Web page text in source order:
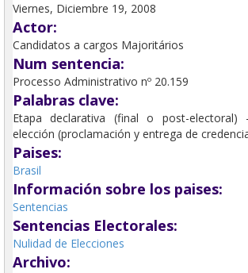
Viernes, Diciembre 19, 2008
Actor:
Candidatos a cargos Majoritários
Num sentencia:
Processo Administrativo nº 20.159
Palabras clave:
Etapa declarativa (final o post-electoral)
elección (proclamación y entrega de
Paises:
Brasil
Información sobre los paises:
Sentencias
Sentencias Electorales:
Nulidad de Elecciones
Archivo: